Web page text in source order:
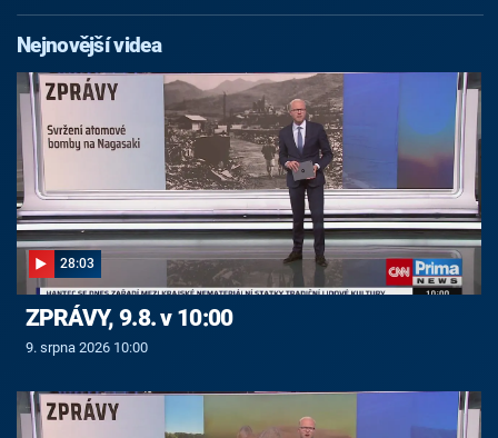
Nejnovější videa
28:03
ZPRÁVY, 9.8. v 10:00
9. srpna 2026 10:00